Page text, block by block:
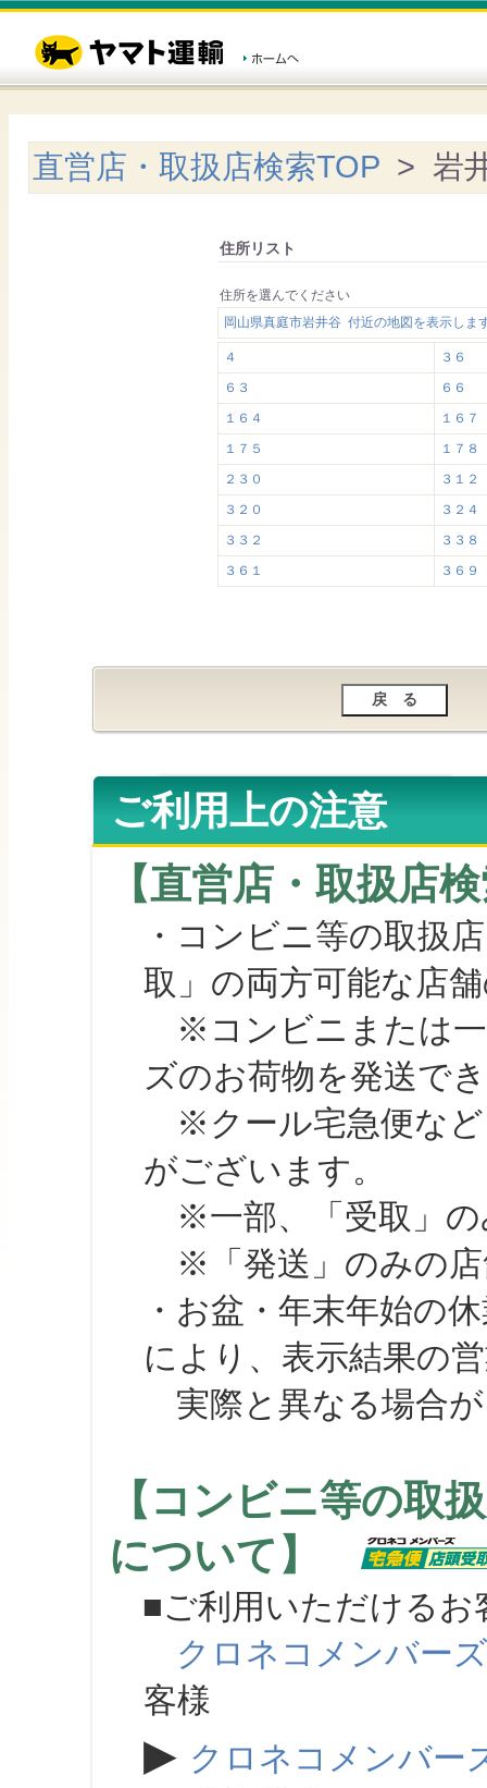
直営店・取扱店検索TOP > 岩
住所リスト
住所を選んでください
岡山県真庭市岩井谷 付近の地図を表示しま
４
３６
６３
６６
１６４
１６７
１７５
１７８
２３０
３１２
３２０
３２４
３３２
３３８
３６１
３６９
ご利用上の注意
【直営店・取扱店
・コンビニ等の取扱
取」の両方可能な店
※コンビニまたは一
ズのお荷物を発送で
※クール宅急便など
がございます。
※一部、「受取」の
※「発送」のみの店
・お盆・年末年始の
により、表示結果の
実際と異なる場合が
【コンビニ等の取
について】
■ご利用いただけるお
クロネコメンバーズ
客様
▶ クロネコメンバー